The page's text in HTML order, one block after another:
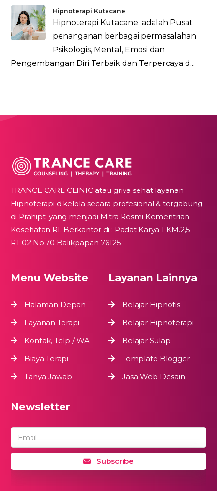
Hipnoterapi Kutacane
Hipnoterapi Kutacane adalah Pusat
penanganan berbagai permasalahan
Psikologis, Mental, Emosi dan
Pengembangan Diri Terbaik dan Terpercaya d...
TRANCE CARE CLINIC atau griya sehat layanan
Hipnoterapi dikelola secara profesional & tergabung
di Prahipti yang menjadi Mitra Resmi Kementrian
Kesehatan RI. Berkantor di : Padat Karya 1 KM.2,5
RT.02 No.70 Balikpapan 76125
Menu Website
Halaman Depan
Layanan Terapi
Kontak, Telp / WA
Biaya Terapi
Tanya Jawab
Layanan Lainnya
Belajar Hipnotis
Belajar Hipnoterapi
Belajar Sulap
Template Blogger
Jasa Web Desain
Newsletter
Email
Subscribe